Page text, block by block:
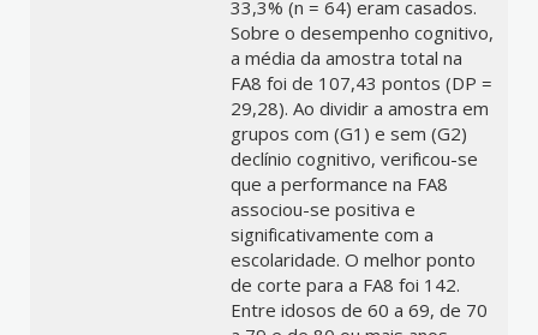
33,3% (n = 64) eram casados.
Sobre o desempenho cognitivo,
a média da amostra total na
FA8 foi de 107,43 pontos (DP =
29,28). Ao dividir a amostra em
grupos com (G1) e sem (G2)
declínio cognitivo, verificou-se
que a performance na FA8
associou-se positiva e
significativamente com a
escolaridade. O melhor ponto
de corte para a FA8 foi 142.
Entre idosos de 60 a 69, de 70